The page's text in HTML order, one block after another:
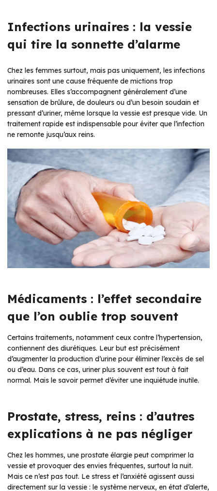
Infections urinaires : la vessie
qui tire la sonnette d’alarme
Chez les femmes surtout, mais pas uniquement, les infections
urinaires sont une cause fréquente de mictions trop
nombreuses. Elles s’accompagnent généralement d’une
sensation de brûlure, de douleurs ou d’un besoin soudain et
pressant d’uriner, même lorsque la vessie est presque vide. Un
traitement rapide est indispensable pour éviter que l’infection
ne remonte jusqu’aux reins.
Médicaments : l’effet secondaire
que l’on oublie trop souvent
Certains traitements, notamment ceux contre l’hypertension,
contiennent des diurétiques. Leur but est précisément
d’augmenter la production d’urine pour éliminer l’excès de sel
ou d’eau. Dans ce cas, uriner plus souvent est tout à fait
normal. Mais le savoir permet d’éviter une inquiétude inutile.
Prostate, stress, reins : d’autres
explications à ne pas négliger
Chez les hommes, une prostate élargie peut comprimer la
vessie et provoquer des envies fréquentes, surtout la nuit.
Mais ce n’est pas tout. Le stress et l’anxiété agissent aussi
directement sur la vessie : le système nerveux, en état d’alerte,